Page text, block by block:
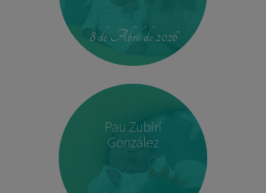
8 de Abril de 2026
Pau Zubiri
González